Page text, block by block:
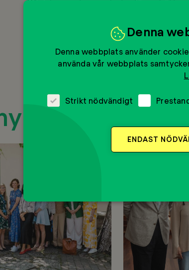
Vi kan inte nog tacka Drottningen för
Stort grattis på
Denna
Denna webbplats använder
använda vår webbplats
Strikt nödvändigt
ENDAST